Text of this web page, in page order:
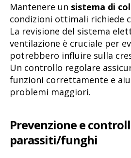
Mantenere un sistema di
condizioni ottimali richiede
La revisione del sistema
ventilazione è cruciale per
potrebbero influire sulla
Un controllo regolare
funzioni correttamente e
problemi maggiori.
Prevenzione e
parassiti/funghi